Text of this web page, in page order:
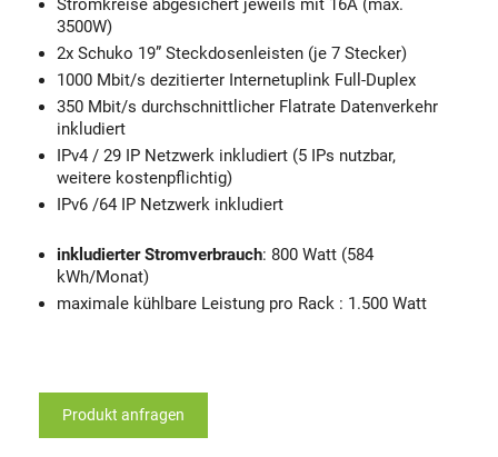
Stromkreise abgesichert jeweils mit 16A (max.
3500W)
2x Schuko 19” Steckdosenleisten (je 7 Stecker)
1000 Mbit/s dezitierter Internetuplink Full-Duplex
350 Mbit/s durchschnittlicher Flatrate Datenverkehr
inkludiert
IPv4 / 29 IP Netzwerk inkludiert (5 IPs nutzbar,
weitere kostenpflichtig)
IPv6 /64 IP Netzwerk inkludiert
inkludierter Stromverbrauch: 800 Watt (584
kWh/Monat)
maximale kühlbare Leistung pro Rack : 1.500 Watt
Produkt anfragen